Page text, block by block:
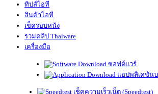
ทิปส์ไอที
สินค้าไอที
เช็ครอบหนัง
รวมคลิป Thaiware
เครื่องมือ
ซอฟต์แวร์
แอปพลิเคชัน
เช็คความเร็วเน็ต (Speedtest)